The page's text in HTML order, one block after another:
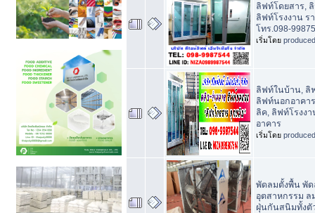
ลิฟท์โดยสาร,
ลิฟท์โรงงาน ร
โทร.098-
เริ่มโดย
ลิฟท์ในบ้าน, ลิ
ลิฟท์นอกอาคา
ลิค, ลิฟท์โรงง
อาคาร
เริ่มโดย
พัดลมตั้งพื้น พั
อุตสาหกรรม ล
ฝุ่นกันสนิมทั้งตั